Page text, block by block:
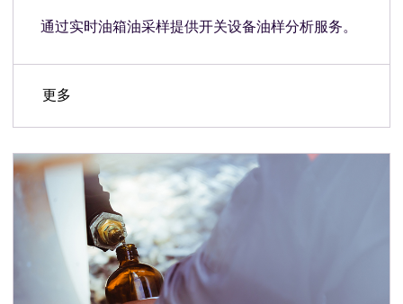
通过实时油箱油采样提供开关设备油样分析服务。
更多